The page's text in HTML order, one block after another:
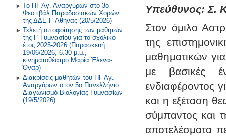
Το ΠΓ Αγ. Αναργύρων στο 3ο
Φεστιβάλ Παραδοσιακών Χορών
της ΔΔΕ Γ' Αθήνας (20/5/2026)
Τελετή αποφοίτησης των μαθητών
της Γ' Γυμνασίου για το σχολικό
έτος 2025-2026 (Παρασκευή
19/06/2026, 6.30 μ.μ.,
κινηματοθέατρο Μαρία Έλενα-
Όναρ)
Διακρίσεις μαθητών του ΠΓ Αγ.
Αναργύρων στον 5ο Πανελλήνιο
Διαγωνισμό Βιολογίας Γυμνασίων
(19/5/2026)
Υπεύθυνος: Σ.
Στον όμιλο
της
μαθηματικών
με βασικές
ενδιαφέροντος
και η εξέταση
σύμπαντος και
αποτελέσματα